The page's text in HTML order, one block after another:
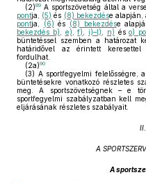
(2)89 A sportszövetség által a
pontja, (5) és (8) bekezdése alapján,
pontja, (6) és (8) bekezdése
bekezdés b)
e) ,f) i)–l) n) éso)
büntetéssel szemben a határozat
határidővel az érintett keresettel
fordulhat.
(2a)90
(3) A sportfegyelmi felelősségre,
büntetésekre vonatkozó részletes
meg. A sportszövetségnek – e
sportfegyelmi szabályzatban kell
eljárásának részletes szabályait.
A
A